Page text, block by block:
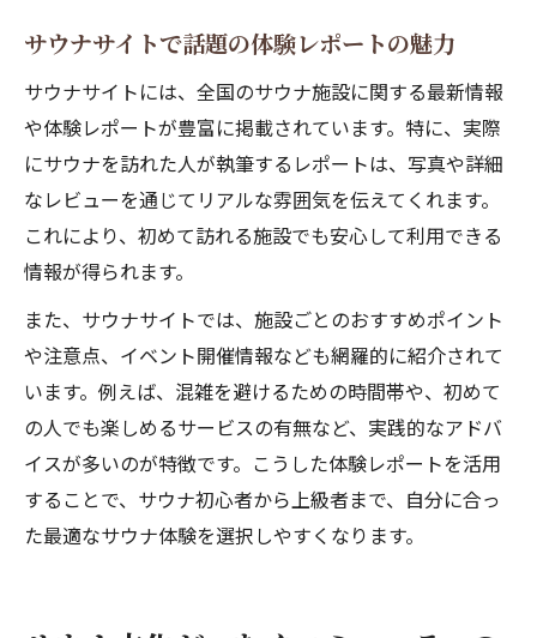
サウナサイトで話題の体験レポートの魅力
サウナサイトには、全国のサウナ施設に関する最新情報
や体験レポートが豊富に掲載されています。特に、実際
にサウナを訪れた人が執筆するレポートは、写真や詳細
なレビューを通じてリアルな雰囲気を伝えてくれます。
これにより、初めて訪れる施設でも安心して利用できる
情報が得られます。
また、サウナサイトでは、施設ごとのおすすめポイント
や注意点、イベント開催情報なども網羅的に紹介されて
います。例えば、混雑を避けるための時間帯や、初めて
の人でも楽しめるサービスの有無など、実践的なアドバ
イスが多いのが特徴です。こうした体験レポートを活用
することで、サウナ初心者から上級者まで、自分に合っ
た最適なサウナ体験を選択しやすくなります。